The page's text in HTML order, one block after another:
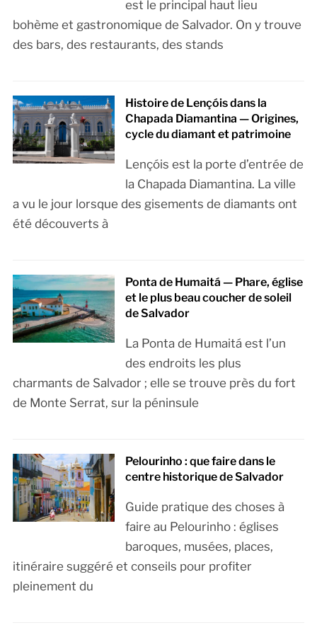
est le principal haut lieu
bohème et gastronomique de Salvador. On y trouve
des bars, des restaurants, des stands
Histoire de Lençóis dans la
Chapada Diamantina — Origines,
cycle du diamant et patrimoine
Lençóis est la porte d’entrée de
la Chapada Diamantina. La ville
a vu le jour lorsque des gisements de diamants ont
été découverts à
Ponta de Humaitá — Phare, église
et le plus beau coucher de soleil
de Salvador
La Ponta de Humaitá est l’un
des endroits les plus
charmants de Salvador ; elle se trouve près du fort
de Monte Serrat, sur la péninsule
Pelourinho : que faire dans le
centre historique de Salvador
Guide pratique des choses à
faire au Pelourinho : églises
baroques, musées, places,
itinéraire suggéré et conseils pour profiter
pleinement du